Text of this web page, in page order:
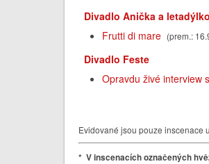
Divadlo Anička a letadýlko
Frutti di mare (prem.:
Divadlo Feste
Opravdu živé interview
Evidované jsou pouze inscenace
* V inscenacích označených